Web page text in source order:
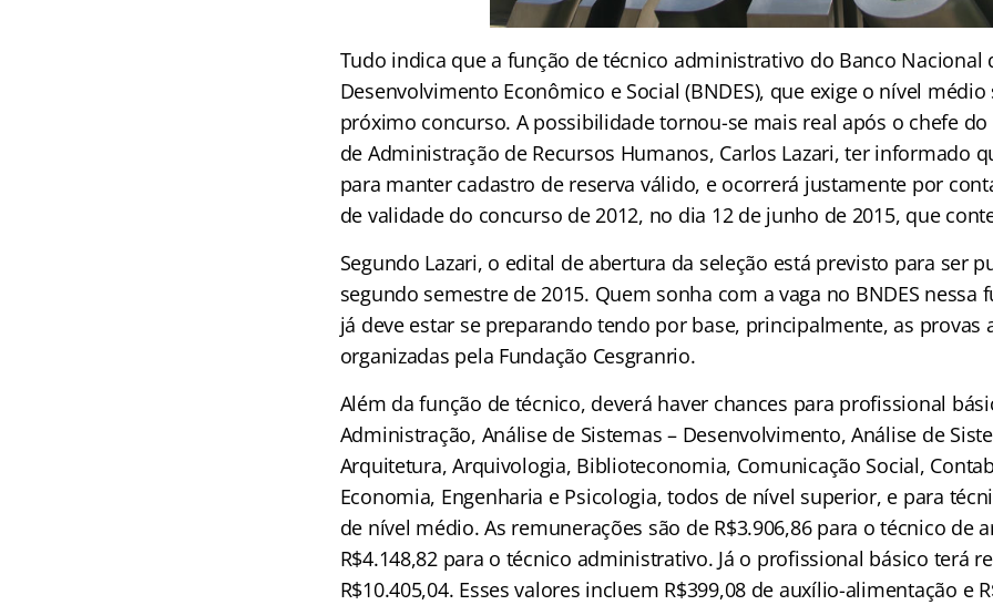
Tudo indica que a função de técnico administrativo do Banco Nacional
Desenvolvimento Econômico e Social (BNDES), que exige o nível
próximo concurso. A possibilidade tornou-se mais real após o chefe
de Administração de Recursos Humanos, Carlos Lazari, ter informado
para manter cadastro de reserva válido, e ocorrerá justamente por
de validade do concurso de 2012, no dia 12 de junho de 2015, que
Segundo Lazari, o edital de abertura da seleção está previsto para ser
segundo semestre de 2015. Quem sonha com a vaga no BNDES nessa
já deve estar se preparando tendo por base, principalmente, as provas
organizadas pela Fundação Cesgranrio.
Além da função de técnico, deverá haver chances para profissional
Administração, Análise de Sistemas – Desenvolvimento, Análise de
Arquitetura, Arquivologia, Biblioteconomia, Comunicação Social,
Economia, Engenharia e Psicologia, todos de nível superior, e para
de nível médio. As remunerações são de R$3.906,86 para o técnico de
R$4.148,82 para o técnico administrativo. Já o profissional básico terá
R$10.405,04. Esses valores incluem R$399,08 de auxílio-alimentação e